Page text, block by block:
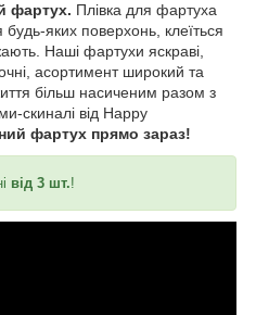
фартух. Плівка для фартуха
будь-яких поверхонь, клеїться
Наші фартухи яскраві,
асортимент широкий та
більш насиченим разом з
скиналі від Happy
фартух прямо зараз!
від 3 шт.!